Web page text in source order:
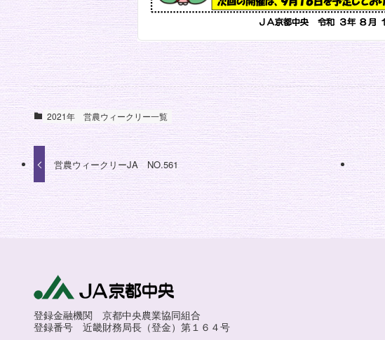
2021年 営農ウィークリー一覧
営農ウィークリーJA NO.561
登録金融機関 京都中央農業協同組合
登録番号 近畿財務局長（登金）第１６４号